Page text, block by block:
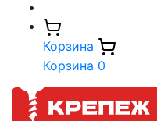
Корзина
Корзина 0